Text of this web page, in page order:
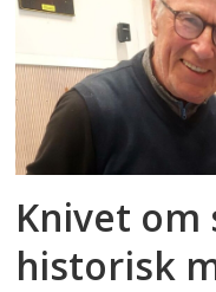
Knivet om
historisk